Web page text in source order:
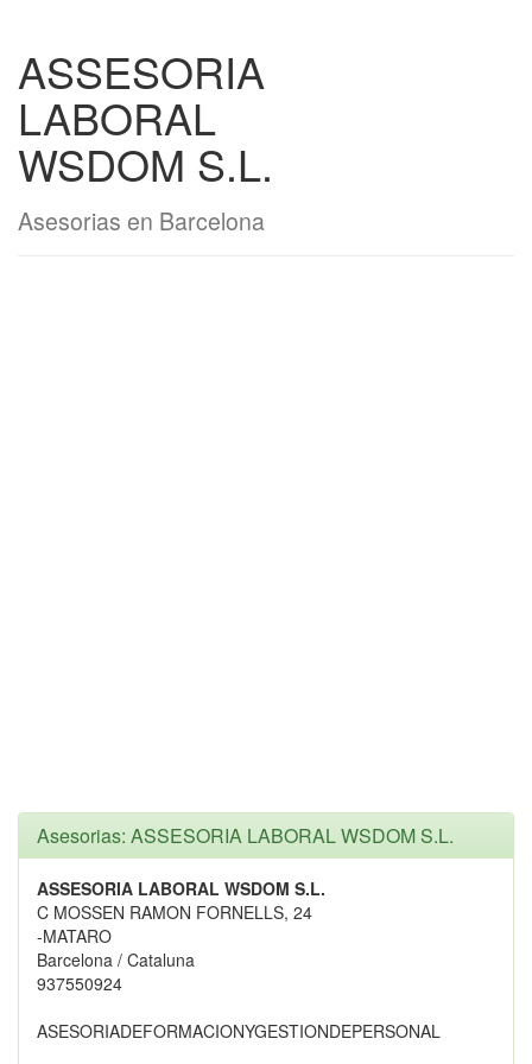
ASSESORIA
LABORAL
WSDOM S.L.
Asesorias en Barcelona
Asesorias: ASSESORIA LABORAL WSDOM S.L.
ASSESORIA LABORAL WSDOM S.L.
C MOSSEN RAMON FORNELLS, 24
-MATARO
Barcelona / Cataluna
937550924
ASESORIADEFORMACIONYGESTIONDEPERSONAL